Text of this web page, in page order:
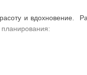
и вдохновение.